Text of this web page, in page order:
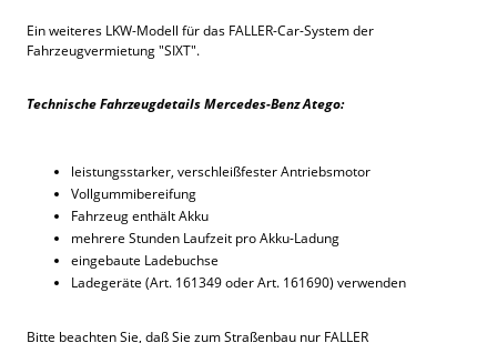
Ein weiteres LKW-Modell für das FALLER-Car-System der
Fahrzeugvermietung "SIXT".
Technische Fahrzeugdetails Mercedes-Benz Atego:
leistungsstarker, verschleißfester Antriebsmotor
Vollgummibereifung
Fahrzeug enthält Akku
mehrere Stunden Laufzeit pro Akku-Ladung
eingebaute Ladebuchse
Ladegeräte (Art. 161349 oder Art. 161690) verwenden
Bitte beachten Sie, daß Sie zum Straßenbau nur FALLER